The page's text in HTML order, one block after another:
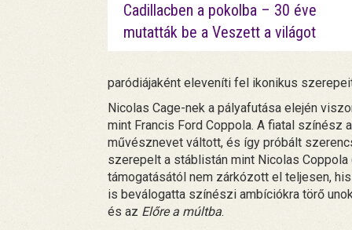
Cadillacben a pokolba – 30 éve
mutatták be a Veszett a világot
paródiájaként eleveníti fel ikonikus
Nicolas Cage-nek a pályafutása elején
mint Francis Ford Coppola. A fiatal színész
művésznevet váltott, és így próbált
szerepelt a stáblistán mint Nicolas
támogatásától nem zárkózott el teljesen,
is beválogatta színészi ambíciókra törő
és az Előre a múltba.